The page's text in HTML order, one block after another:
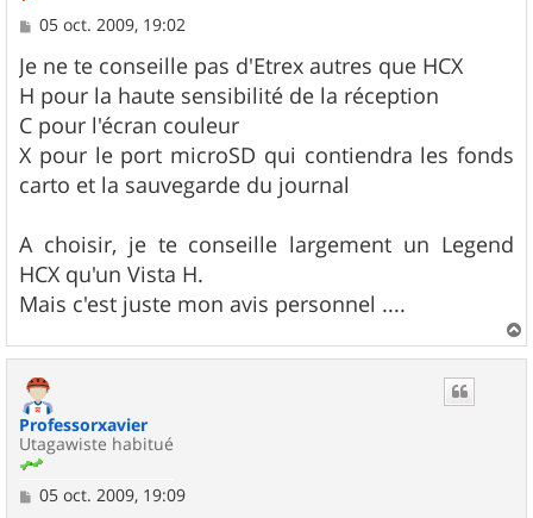
M
s
s
a
g
e
05 oct. 2009, 19:02
Je ne te conseille pas d'Etrex autres que HCX
H pour la haute sensibilité de la réception
C pour l'écran couleur
X pour le port microSD qui contiendra les fonds
carto et la sauvegarde du journal
A choisir, je te conseille largement un Legend
HCX qu'un Vista H.
Mais c'est juste mon avis personnel ....
a
Professorxavier
Utagawiste habitué
M
05 oct. 2009, 19:09